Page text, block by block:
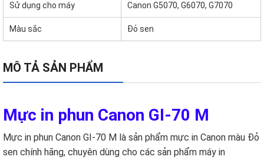
Sử dụng cho máy Canon G5070, G6070, G7070
Màu sắc Đỏ sen
MÔ TẢ SẢN PHẨM
Mực in phun Canon GI-70 M
Mực in phun Canon GI-70 M là sản phẩm mực in Canon màu Đỏ
sen chính hãng, chuyên dùng cho các sản phẩm máy in